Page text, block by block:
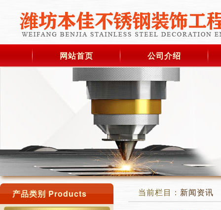
网站首页 公司介绍
产品类别 Products 当前栏目： 新闻资讯